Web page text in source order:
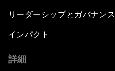
リーダーシップとガバナンス
インパクト
詳細